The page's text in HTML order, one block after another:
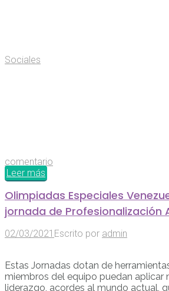
Sociales
comentario
Leer más
Olimpiadas Especiales
jornada de Profesionalización
02/03/2021 Escrito por admin
Estas Jornadas dotan de
miembros del equipo puedan aplicar
liderazgo, acordes al mundo actual,